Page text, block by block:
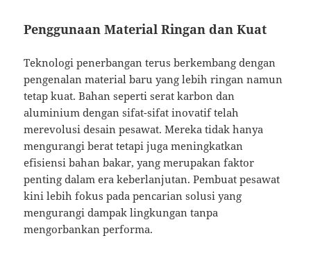
Penggunaan Material Ringan dan Kuat
Teknologi penerbangan terus berkembang dengan
pengenalan material baru yang lebih ringan namun
tetap kuat. Bahan seperti serat karbon dan
aluminium dengan sifat-sifat inovatif telah
merevolusi desain pesawat. Mereka tidak hanya
mengurangi berat tetapi juga meningkatkan
efisiensi bahan bakar, yang merupakan faktor
penting dalam era keberlanjutan. Pembuat pesawat
kini lebih fokus pada pencarian solusi yang
mengurangi dampak lingkungan tanpa
mengorbankan performa.